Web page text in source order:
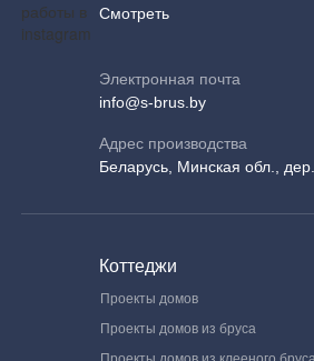
Смотреть
Электронная почта
info@s-brus.by
Адрес производства
Беларусь, Минская обл.,
Коттеджи
Проекты домов
Проекты домов из бруса